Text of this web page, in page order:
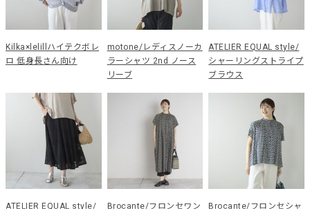
Kilka×lelillハイテクボレ
ロ 低身長さん向け
motone/レディスノーカ
ラーシャツ 2nd ノース
リーブ
ATELIER EQUAL style/
シャーリングストライプ
ブラウス
ATELIER EQUAL style/
Brocante/フロンセワン
Brocante/フロンセシャ